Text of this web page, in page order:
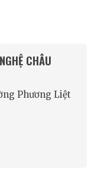
CHÂU
Phương Liệt